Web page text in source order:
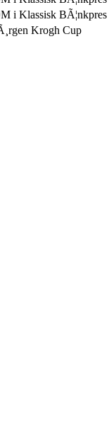
i Klassisk BÃ¦nkpres
Krogh Cup